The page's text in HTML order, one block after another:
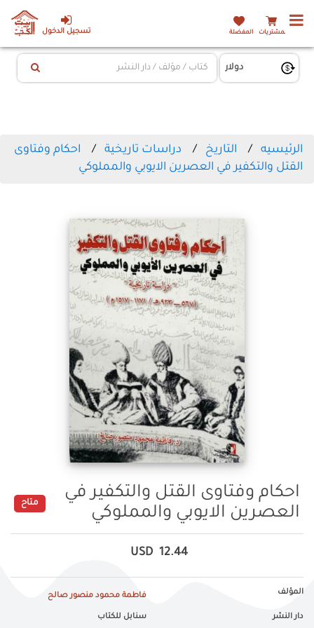
تسجيل الدخول المشتريات المفضلة
الرئيسيه التاريخ دراسات تاريخية
احكام وفتاوى
القتل والتكفير في العصرين الايوبي والمملوكي
احكام وفتاوى القتل والتكفير في
العصرين الايوبي والمملوكي
متاح
12.44
USD
المؤلف فاطمة محمود منصور صالح
دار النشر سنابل للكتاب